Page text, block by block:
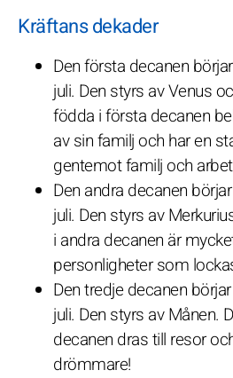
Kräftans dekader
Den första decanen
juli. Den styrs av Venus
födda i första decanen
av sin familj och har en
gentemot familj och
Den andra decanen
juli. Den styrs av
i andra decanen är
personligheter som
Den tredje decanen
juli. Den styrs av Månen.
decanen dras till resor
drömmare!